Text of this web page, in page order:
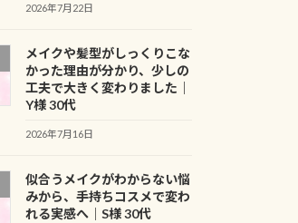
2026年7月22日
メイクや髪型がしっくりこな
かった理由が分かり、少しの
工夫で大きく変わりました｜
Y様 30代
2026年7月16日
似合うメイクがわからない悩
みから、手持ちコスメで変わ
れる実感へ｜S様 30代